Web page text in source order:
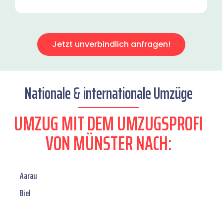
Jetzt unverbindlich anfragen!
Nationale & internationale Umzüge
UMZUG MIT DEM UMZUGSPROFI
VON MÜNSTER NACH:
Aarau
Biel